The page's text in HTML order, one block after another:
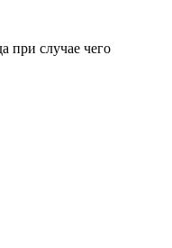
при случае чего